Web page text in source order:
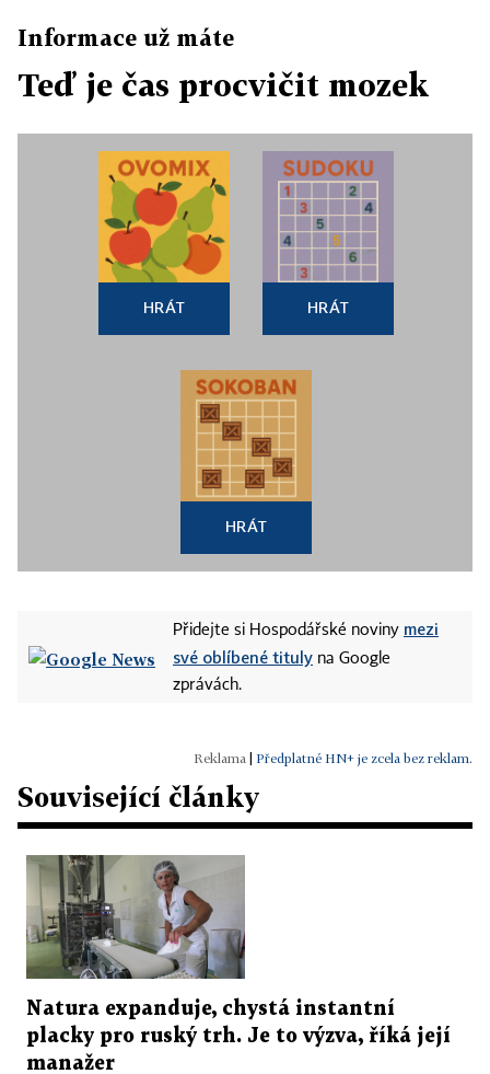
Informace už máte
Teď je čas procvičit mozek
HRÁT HRÁT
HRÁT
Přidejte si Hospodářské noviny mezi
své oblíbené tituly na Google
zprávách.
Předplatné HN+ je zcela bez reklam.
Související články
Natura expanduje, chystá instantní
placky pro ruský trh. Je to výzva, říká její
manažer